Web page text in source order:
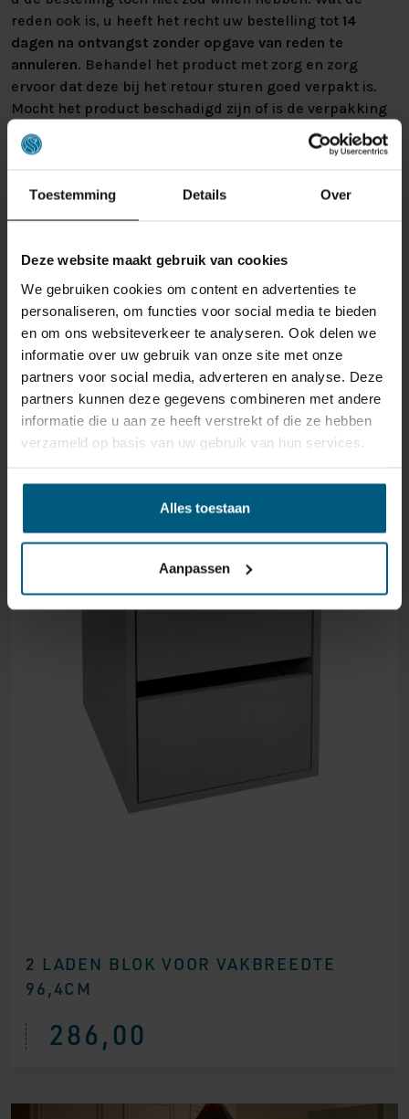
Toestemming Details Over
Deze website maakt gebruik van cookies
We gebruiken cookies om content en advertenties te
personaliseren, om functies voor social media te bieden
en om ons websiteverkeer te analyseren. Ook delen we
informatie over uw gebruik van onze site met onze
partners voor social media, adverteren en analyse. Deze
partners kunnen deze gegevens combineren met andere
informatie die u aan ze heeft verstrekt of die ze hebben
verzameld op basis van uw gebruik van hun services.
Alles toestaan
Aanpassen
reden ook is, u heeft het recht uw bestelling tot 14
dagen na ontvangst zonder opgave van reden te
annuleren. Behandel het product met zorg en zorg
ervoor dat deze bij het retour sturen goed verpakt is.
Mocht het product beschadigd zijn of is de verpakking
meer beschadigd dan nodig, dan kunnen we deze
waardevermindering van het product aan u
GERELATEERDE PRODUCTEN
2 LADEN BLOK VOOR VAKBREEDTE
96,4CM
286,00